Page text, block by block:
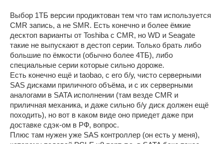
Выбор 1ТБ версии продиктован тем что там используется
CMR запись, а не SMR. Есть конечно и более ёмкие
десктоп варианты от Toshiba с CMR, но WD и Seagate
такие не выпускают в дестоп серии. Только брать либо
большие по ёмкости (обычно более 4ТБ), либо
специальные серии которые сильно дороже.
Есть конечно ещё и taobao, с его б/у, чисто серверными
SAS дисками приличного объёма, и с их серверными
аналогами в SATA исполнении (там везде CMR и
приличная механика, и даже сильно б/у диск должен ещё
походить), но вот в каком виде оно приедет даже при
доставке сдэк-ом в РФ, вопрос.
Плюс там нужен уже SAS контроллер (он есть у меня),